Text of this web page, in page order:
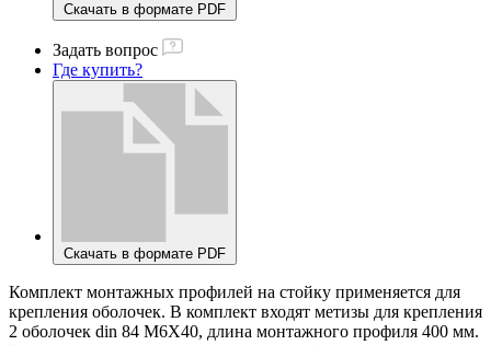
Скачать в формате PDF
Задать вопрос
Где купить?
Скачать в формате PDF
Комплект монтажных профилей на стойку применяется для
крепления оболочек. В комплект входят метизы для крепления
2 оболочек din 84 M6X40, длина монтажного профиля 400 мм.